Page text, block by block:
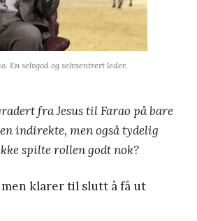
En selvgod og selvsentrert leder.
fra Jesus til Farao på bare
indirekte, men også tydelig
spilte rollen godt nok?
klarer til slutt å få ut